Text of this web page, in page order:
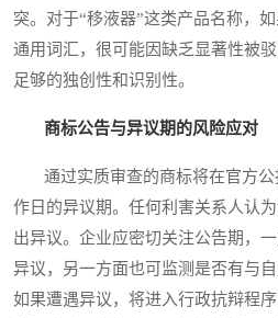
突。对于“移液器”这类产品名称，
通用词汇，很可能因缺乏显著性被
足够的独创性和识别性。
商标公告与异议期的风险应对
通过实质审查的商标将在官方公
作日的异议期。任何利害关系人认
出异议。企业应密切关注公告期，
异议，另一方面也可监测是否有与
如果遭遇异议，将进入行政抗辩程